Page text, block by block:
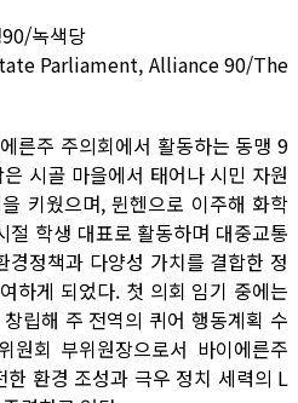
녹색당
Parliament, Alliance 90/The
른주 주의회에서 활동하는 동맹 9
시골 마을에서 태어나 시민 자원
키웠으며, 뮌헨으로 이주해 화학
학생 대표로 활동하며 대중교통
정책과 다양성 가치를 결합한 정
하게 되었다. 첫 의회 임기 중에는
립해 주 전역의 퀴어 행동계획 수
원회 부위원장으로서 바이에른주
환경 조성과 극우 정치 세력의 L